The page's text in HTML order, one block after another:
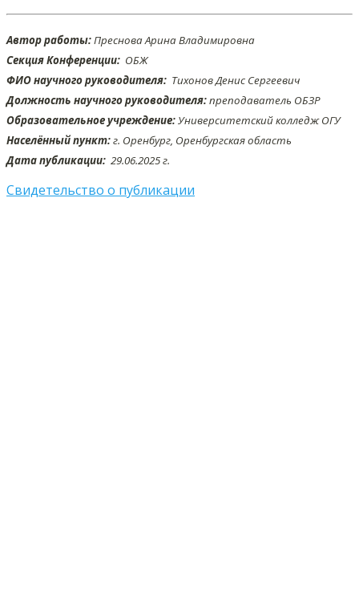
Автор работы:Преснова Арина Владимировна
Секция Конференции: ОБЖ
ФИО научного руководителя: Тихонов Денис Сергеевич
Должность научного руководителя:преподаватель ОБЗР
Образовательное учреждение:Университетский колледж ОГУ
Населённый пункт:г. Оренбург, Оренбургская область
Дата публикации: 29.06.2025 г.
Свидетельство о публикации